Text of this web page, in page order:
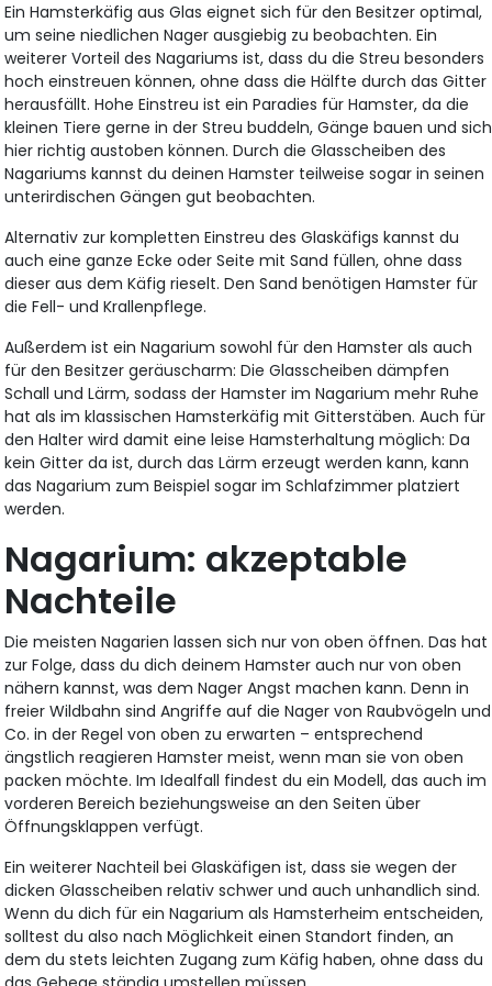
Ein Hamsterkäfig aus Glas eignet sich für den Besitzer optimal,
um seine niedlichen Nager ausgiebig zu beobachten. Ein
weiterer Vorteil des Nagariums ist, dass du die Streu besonders
hoch einstreuen können, ohne dass die Hälfte durch das Gitter
herausfällt. Hohe Einstreu ist ein Paradies für Hamster, da die
kleinen Tiere gerne in der Streu buddeln, Gänge bauen und sich
hier richtig austoben können. Durch die Glasscheiben des
Nagariums kannst du deinen Hamster teilweise sogar in seinen
unterirdischen Gängen gut beobachten.
Alternativ zur kompletten Einstreu des Glaskäfigs kannst du
auch eine ganze Ecke oder Seite mit Sand füllen, ohne dass
dieser aus dem Käfig rieselt. Den Sand benötigen Hamster für
die Fell- und Krallenpflege.
Außerdem ist ein Nagarium sowohl für den Hamster als auch
für den Besitzer geräuscharm: Die Glasscheiben dämpfen
Schall und Lärm, sodass der Hamster im Nagarium mehr Ruhe
hat als im klassischen Hamsterkäfig mit Gitterstäben. Auch für
den Halter wird damit eine leise Hamsterhaltung möglich: Da
kein Gitter da ist, durch das Lärm erzeugt werden kann, kann
das Nagarium zum Beispiel sogar im Schlafzimmer platziert
werden.
Nagarium: akzeptable
Nachteile
Die meisten Nagarien lassen sich nur von oben öffnen. Das hat
zur Folge, dass du dich deinem Hamster auch nur von oben
nähern kannst, was dem Nager Angst machen kann. Denn in
freier Wildbahn sind Angriffe auf die Nager von Raubvögeln und
Co. in der Regel von oben zu erwarten – entsprechend
ängstlich reagieren Hamster meist, wenn man sie von oben
packen möchte. Im Idealfall findest du ein Modell, das auch im
vorderen Bereich beziehungsweise an den Seiten über
Öffnungsklappen verfügt.
Ein weiterer Nachteil bei Glaskäfigen ist, dass sie wegen der
dicken Glasscheiben relativ schwer und auch unhandlich sind.
Wenn du dich für ein Nagarium als Hamsterheim entscheiden,
solltest du also nach Möglichkeit einen Standort finden, an
dem du stets leichten Zugang zum Käfig haben, ohne dass du